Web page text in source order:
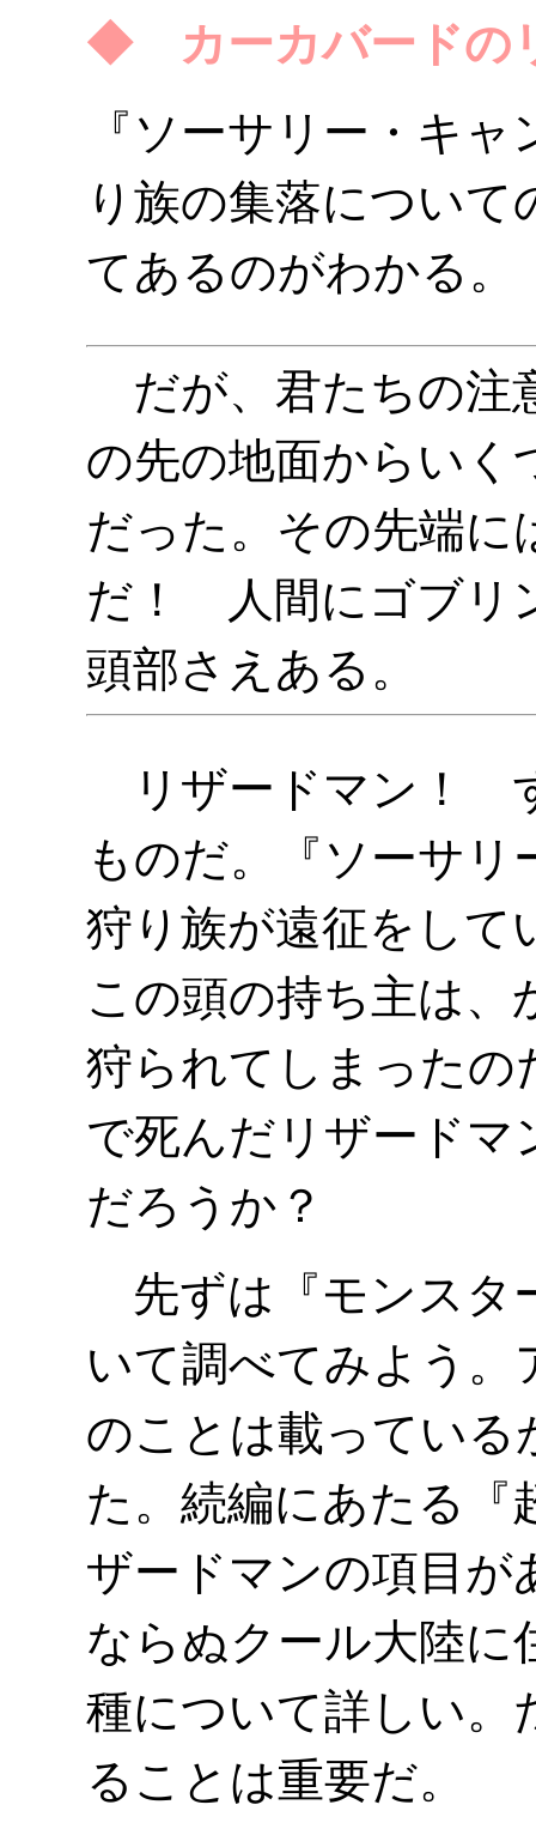
◆ カーカバードの
『ソーサリー・キ
り族の集落につい
てあるのがわかる。
だが、君たちの注
の先の地面からいく
だった。その先端に
だ！ 人間にゴブリ
頭部さえある。
リザードマン！
ものだ。『ソーサリ
狩り族が遠征をして
この頭の持ち主は
狩られてしまったの
で死んだリザード
だろうか？
先ずは『モンスタ
いて調べてみよう。
のことは載っている
た。続編にあたる『
ザードマンの項目が
ならぬクール大陸に
種について詳しい。
ることは重要だ。